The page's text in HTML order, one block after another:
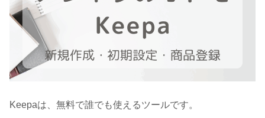
Keepaは、無料で誰でも使えるツールです。